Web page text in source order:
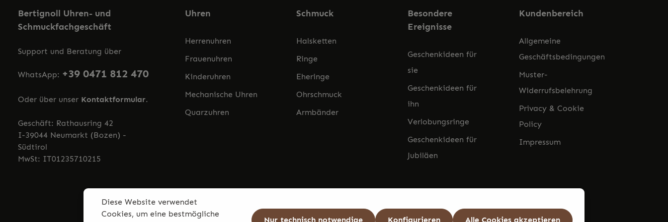
Bertignoll Uhren- und
Schmuckfachgeschäft
Support und Beratung über
WhatsApp: +39 0471 812 470
Oder über unser Kontaktformular.
Geschäft: Rathausring 42
I-39044 Neumarkt (Bozen) -
Südtirol
MwSt: IT01235710215
Uhren
Herrenuhren
Frauenuhren
Kinderuhren
Mechanische Uhren
Quarzuhren
Schmuck
Halsketten
Ringe
Eheringe
Ohrschmuck
Armbänder
Besondere
Ereignisse
Geschenkideen für
sie
Geschenkideen für
ihn
Verlobungsringe
Geschenkideen für
Jubiläen
Kundenbereich
Allgemeine
Geschäftsbedingungen
Muster-
Widerrufsbelehrung
Privacy & Cookie
Policy
Impressum
Diese Website verwendet
Cookies, um eine bestmögliche
Nur technisch notwendige Konfigurieren Alle Cookies akzeptieren